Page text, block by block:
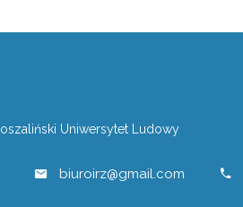
biuroirz@gmail.com